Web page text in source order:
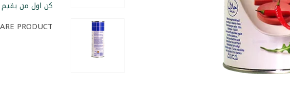
كن اول من يقيم
PRODUCT